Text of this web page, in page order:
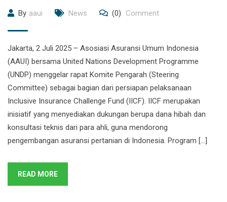
By aaui News (0) Comment
Jakarta, 2 Juli 2025 – Asosiasi Asuransi Umum Indonesia
(AAUI) bersama United Nations Development Programme
(UNDP) menggelar rapat Komite Pengarah (Steering
Committee) sebagai bagian dari persiapan pelaksanaan
Inclusive Insurance Challenge Fund (IICF). IICF merupakan
inisiatif yang menyediakan dukungan berupa dana hibah dan
konsultasi teknis dari para ahli, guna mendorong
pengembangan asuransi pertanian di Indonesia. Program […]
READ MORE